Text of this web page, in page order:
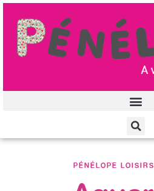
Aller
contenu
PÉNÉLOPE